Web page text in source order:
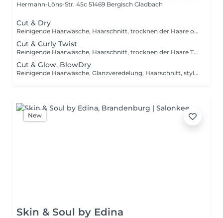
Hermann-Löns-Str. 45c 51469 Bergisch Gladbach
Cut & Dry
Reinigende Haarwäsche, Haarschnitt, trocknen der Haare ohne Rundbürste/Hot tool, inkl. Stylingprodukten zum Finish. Faire Preise für alle – unsere Haarschnitt-Tarife orientieren sich ausschließlich an der Haarlänge, nicht am Geschlecht!
Cut & Curly Twist
Reinigende Haarwäsche, Haarschnitt, trocknen der Haare Trocknen mit Difusor - Definieren der Naturlocke, inkl. Stylingprodukten zum Finish. Faire Preise für alle – unsere Haarschnitt-Tarife orientieren sich ausschließlich an der Haarlänge, nicht am Geschlecht!
Cut & Glow, BlowDry
Reinigende Haarwäsche, Glanzveredelung, Haarschnitt, stylen der Haare inkl. Rundbürsten/Hot tool, inkl. Stylingprodukten zim Finish
New
Skin & Soul by Edina